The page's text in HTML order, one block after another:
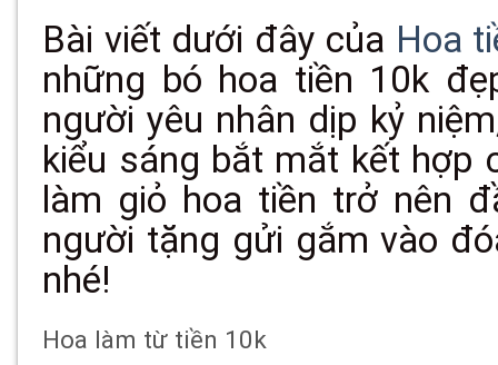
Bài viết dưới đây của Hoa
những bó hoa tiền 10k
người yêu nhân dịp kỷ
kiểu sáng bắt mắt kết hợp
làm giỏ hoa tiền trở nên
người tặng gửi gắm vào
nhé!
Hoa làm từ tiền 10k